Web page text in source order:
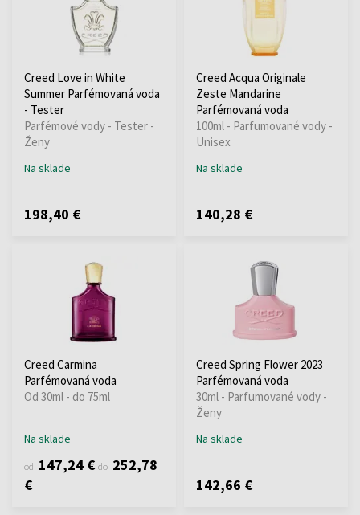
Creed Love in White
Summer Parfémovaná voda
- Tester
Parfémové vody - Tester -
Ženy
Na sklade
198,40 €
Creed Acqua Originale
Zeste Mandarine
Parfémovaná voda
100ml - Parfumované vody -
Unisex
Na sklade
140,28 €
Creed Carmina
Parfémovaná voda
Od 30ml - do 75ml
Na sklade
od 147,24 € do 252,78
€
Creed Spring Flower 2023
Parfémovaná voda
30ml - Parfumované vody -
Ženy
Na sklade
142,66 €